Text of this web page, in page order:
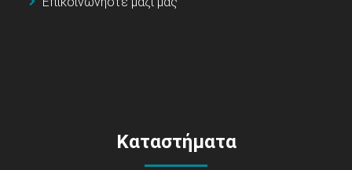
Καταστήματα